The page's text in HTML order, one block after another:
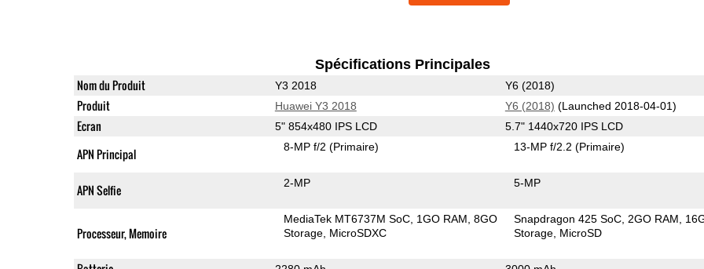
Spécifications Principales
Nom du Produit Y3 2018 Y6 (2018)
Produit Huawei Y3 2018 Y6 (2018) (Launched 2018-04-01)
Ecran 5" 854x480 IPS LCD 5.7" 1440x720 IPS LCD
APN Principal 8-MP f/2(Primaire) 13-MP f/2.2(Primaire)
APN Selfie 2-MP 5-MP
Processeur, Memoire
MediaTek MT6737M SoC 1GO RAM 8GO
Storage MicroSDXC
Snapdragon 425 SoC 2GO RAM
Storage MicroSD